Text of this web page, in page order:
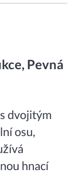
Pevná
dvojitým
osu,
hnací